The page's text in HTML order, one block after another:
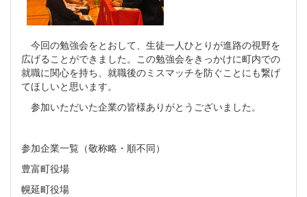
今回の勉強会をとおして、生徒一人ひとりが進路の視野を
広げることができました。この勉強会をきっかけに町内での
就職に関心を持ち、就職後のミスマッチを防ぐことにも繋げ
てほしいと思います。
参加いただいた企業の皆様ありがとうございました。
参加企業一覧（敬称略・順不同）
豊富町役場
幌延町役場